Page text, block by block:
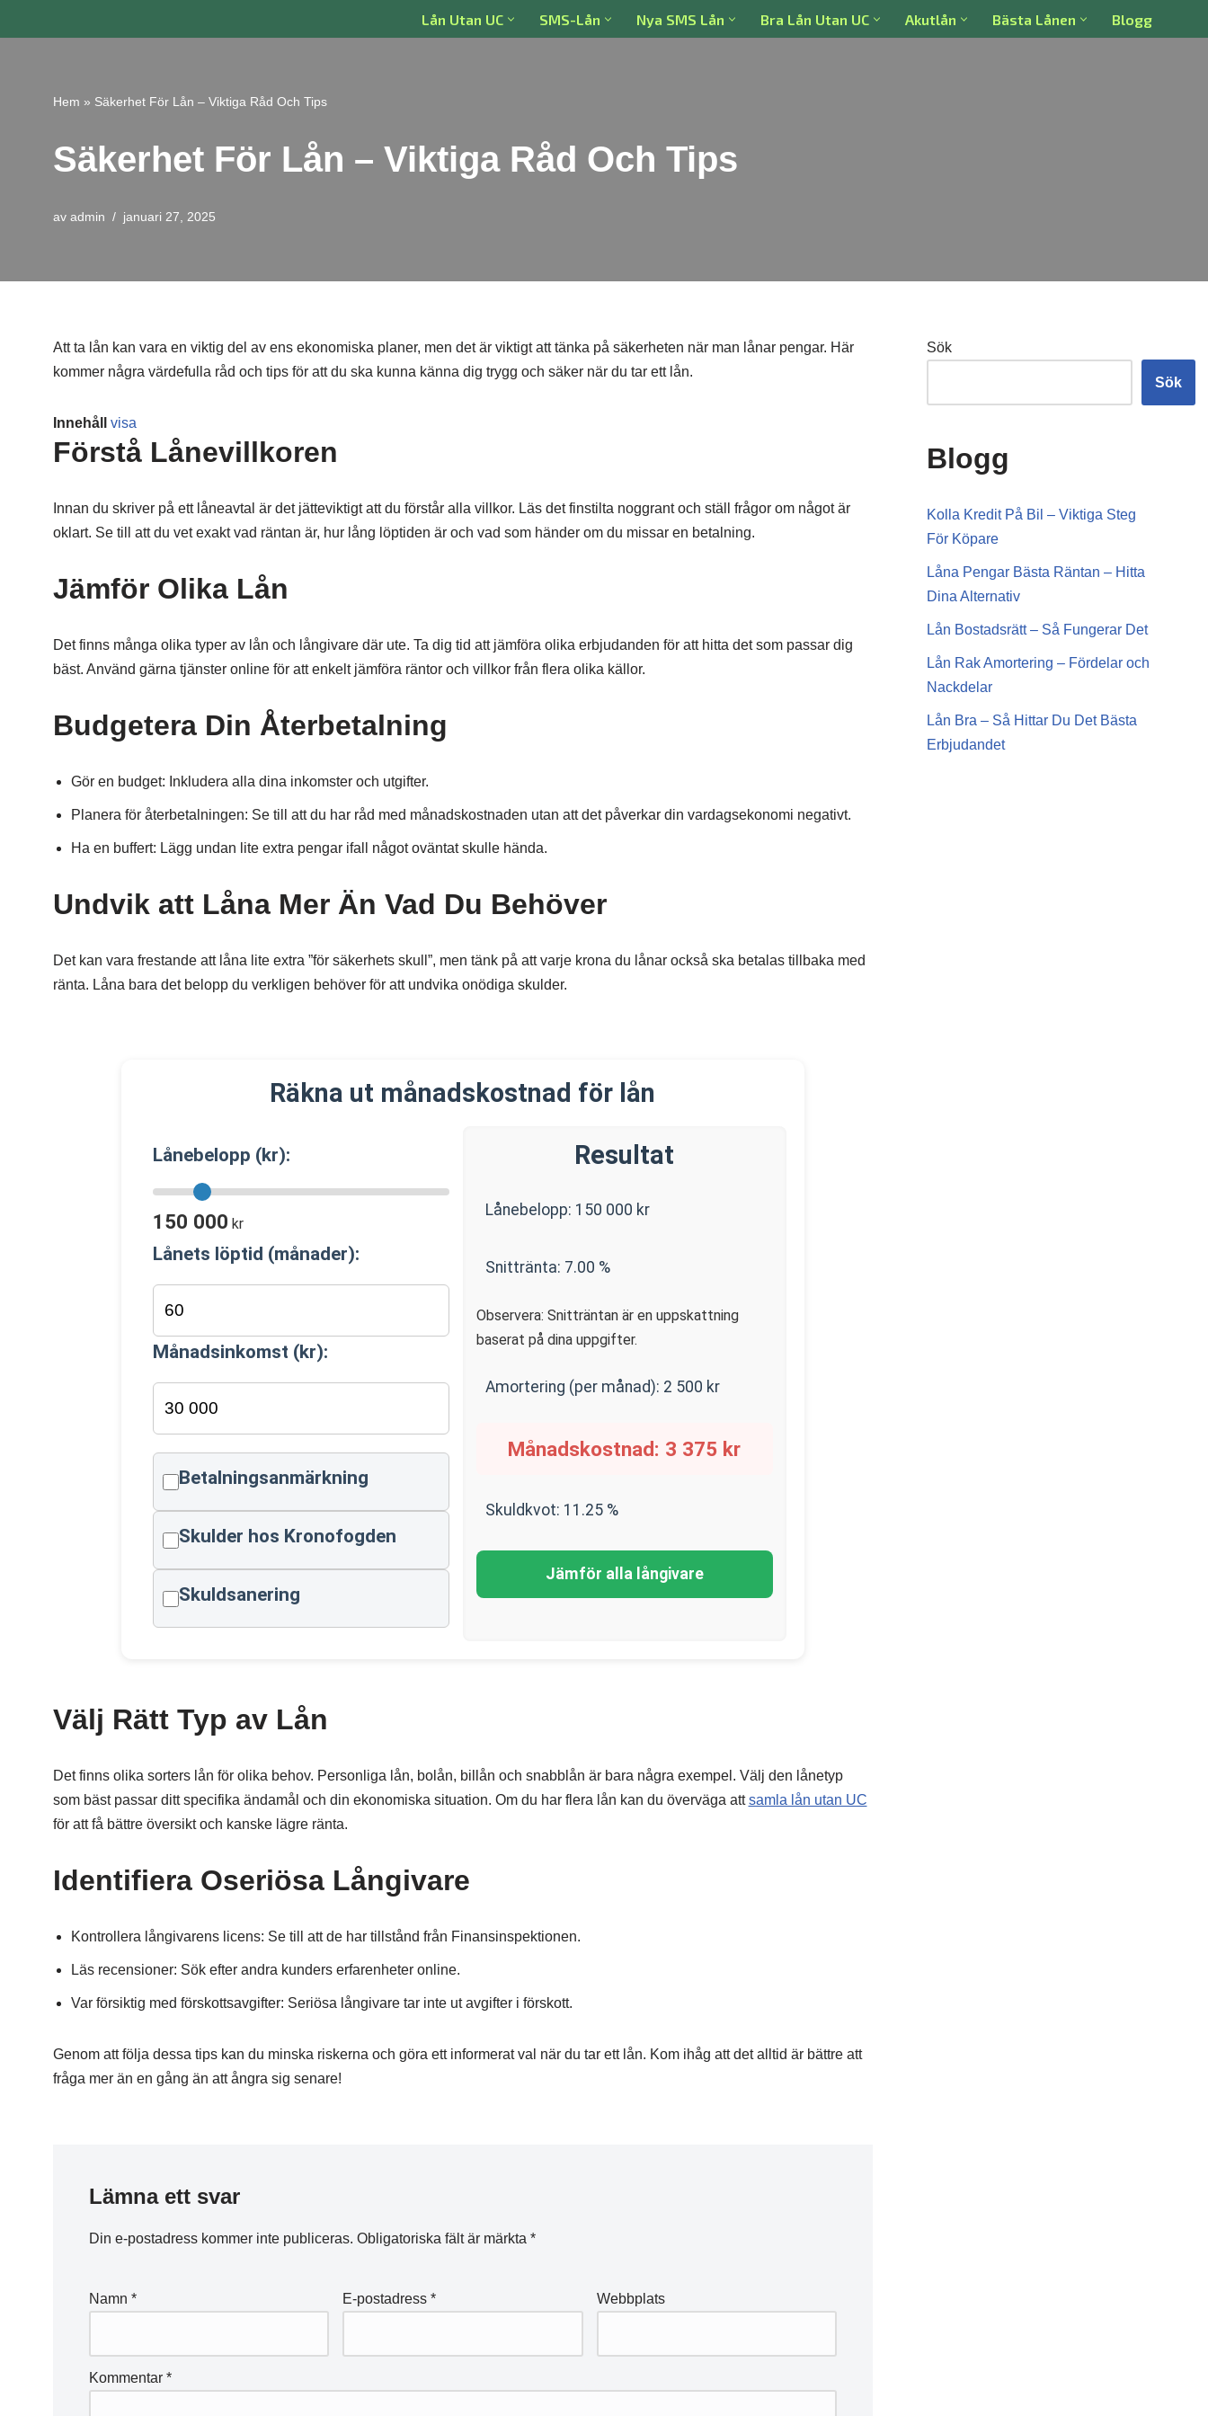
innehåll
Lån Utan UC SMS-Lån Nya SMS Lån Bra Lån Utan UC Akutlån Bästa Lånen Blogg
Hem » Säkerhet För Lån – Viktiga Råd Och Tips
Säkerhet För Lån – Viktiga Råd Och Tips
av admin januari 27, 2025
Att ta lån kan vara en viktig del av ens ekonomiska planer, men det är viktigt att tänka på säkerheten när man lånar pengar. Här
kommer några värdefulla råd och tips för att du ska kunna känna dig trygg och säker när du tar ett lån.
Innehåll visa
Förstå Lånevillkoren
Innan du skriver på ett låneavtal är det jätteviktigt att du förstår alla villkor. Läs det finstilta noggrant och ställ frågor om något är
oklart. Se till att du vet exakt vad räntan är, hur lång löptiden är och vad som händer om du missar en betalning.
Jämför Olika Lån
Det finns många olika typer av lån och långivare där ute. Ta dig tid att jämföra olika erbjudanden för att hitta det som passar dig
bäst. Använd gärna tjänster online för att enkelt jämföra räntor och villkor från flera olika källor.
Budgetera Din Återbetalning
Gör en budget: Inkludera alla dina inkomster och utgifter.
Planera för återbetalningen: Se till att du har råd med månadskostnaden utan att det påverkar din vardagsekonomi negativt.
Ha en buffert: Lägg undan lite extra pengar ifall något oväntat skulle hända.
Undvik att Låna Mer Än Vad Du Behöver
Det kan vara frestande att låna lite extra ”för säkerhets skull”, men tänk på att varje krona du lånar också ska betalas tillbaka med
ränta. Låna bara det belopp du verkligen behöver för att undvika onödiga skulder.
Räkna ut månadskostnad för lån
Lånebelopp (kr):
150 000 kr
Lånets löptid (månader):
Månadsinkomst (kr):
Betalningsanmärkning
Skulder hos Kronofogden
Skuldsanering
Resultat
Lånebelopp: 150 000 kr
Snittränta: 7.00 %
Observera: Snitträntan är en uppskattning
baserat på dina uppgifter.
Amortering (per månad): 2 500 kr
Månadskostnad: 3 375 kr
Skuldkvot: 11.25%
Jämför alla långivare
Välj Rätt Typ av Lån
Det finns olika sorters lån för olika behov. Personliga lån, bolån, billån och snabblån är bara några exempel. Välj den lånetyp
som bäst passar ditt specifika ändamål och din ekonomiska situation. Om du har flera lån kan du överväga attsamla lån utan UC
för att få bättre översikt och kanske lägre ränta.
Identifiera Oseriösa Långivare
Kontrollera långivarens licens: Se till att de har tillstånd från Finansinspektionen.
Läs recensioner: Sök efter andra kunders erfarenheter online.
Var försiktig med förskottsavgifter: Seriösa långivare tar inte ut avgifter i förskott.
Genom att följa dessa tips kan du minska riskerna och göra ett informerat val när du tar ett lån. Kom ihåg att det alltid är bättre att
fråga mer än en gång än att ångra sig senare!
Lämna ett svar
Din e-postadress kommer inte publiceras. Obligatoriska fält är märkta *
Namn * E-postadress* Webbplats
Kommentar *
Sök
Sök
Blogg
Kolla Kredit På Bil – Viktiga Steg
För Köpare
Låna Pengar Bästa Räntan – Hitta
Dina Alternativ
Lån Bostadsrätt – Så Fungerar Det
Lån Rak Amortering – Fördelar och
Nackdelar
Lån Bra – Så Hittar Du Det Bästa
Erbjudandet